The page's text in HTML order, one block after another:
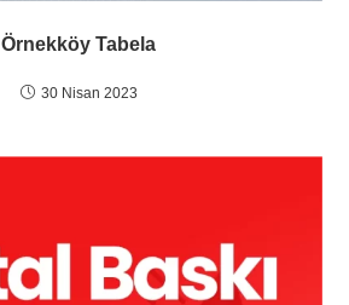
Örnekköy Tabela
30 Nisan 2023